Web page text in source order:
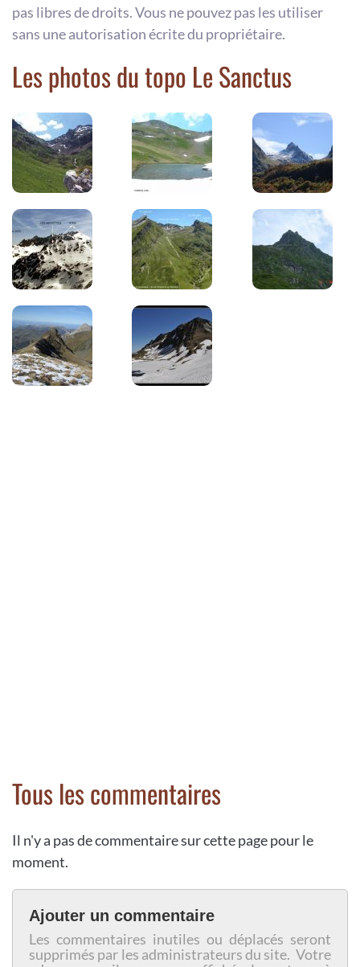
pas libres de droits. Vous ne pouvez pas les utiliser
sans une autorisation écrite du propriétaire.
Les photos du topo Le Sanctus
Tous les commentaires
Il n'y a pas de commentaire sur cette page pour le
moment.
Ajouter un commentaire
Les commentaires inutiles ou déplacés seront
supprimés par les administrateurs du site. Votre